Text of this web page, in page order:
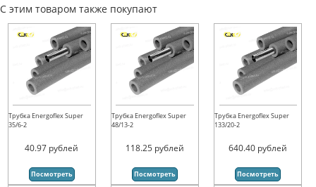
С этим товаром также покупают
Трубка Energoflex Super
35/6-2
40.97 рублей
Посмотреть
Трубка Energoflex Super
48/13-2
118.25 рублей
Посмотреть
Трубка Energoflex Super
133/20-2
640.40 рублей
Посмотреть